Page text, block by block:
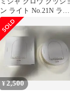
ン ライト No.21N ライ
トベージュ ②
¥2,500